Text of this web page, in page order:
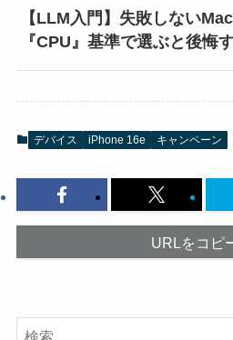
【LLM入門】失敗しない
『CPU』基準で選ぶと後悔
デバイス iPhone 16e キャンペーン
URLをコピ